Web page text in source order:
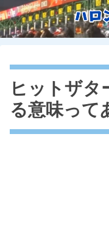
ヒットザタ
る意味って